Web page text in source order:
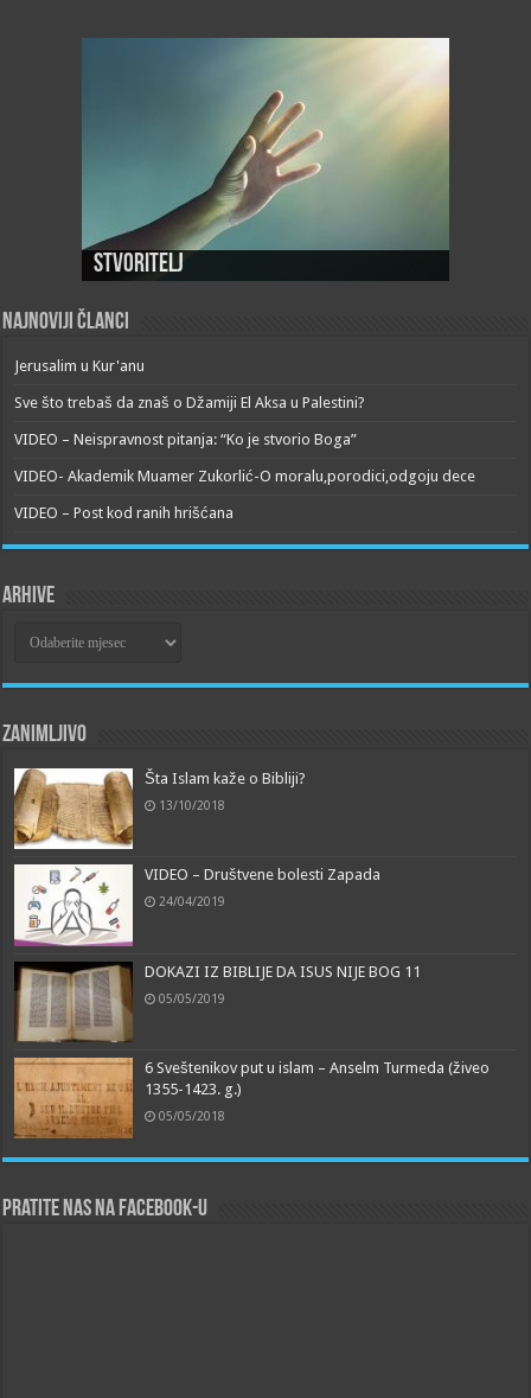
Stvoritelj
Najnoviji članci
Jerusalim u Kur'anu
Sve što trebaš da znaš o Džamiji El Aksa u Palestini?
VIDEO – Neispravnost pitanja: “Ko je stvorio Boga”
VIDEO- Akademik Muamer Zukorlić-O moralu,porodici,odgoju dece
VIDEO – Post kod ranih hrišćana
Arhive
Zanimljivo
Šta Islam kaže o Bibliji?
13/10/2018
VIDEO – Društvene bolesti Zapada
24/04/2019
DOKAZI IZ BIBLIJE DA ISUS NIJE BOG 11
05/05/2019
6 Sveštenikov put u islam – Anselm Turmeda (živeo
1355-1423. g.)
05/05/2018
Pratite nas na Facebook-u